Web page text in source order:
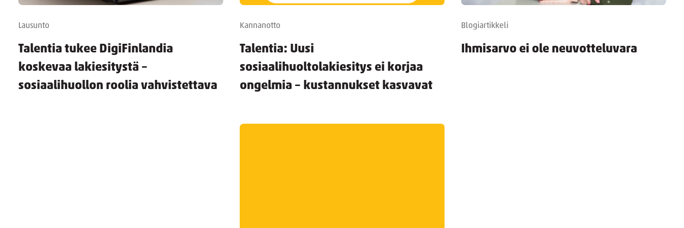
Lausunto
Talentia tukee DigiFinlandia
koskevaa lakiesitystä –
sosiaalihuollon roolia vahvistettava
Kannanotto
Talentia: Uusi
sosiaalihuoltolakiesitys ei korjaa
ongelmia – kustannukset kasvavat
Blogiartikkeli
Ihmisarvo ei ole neuvotteluvara